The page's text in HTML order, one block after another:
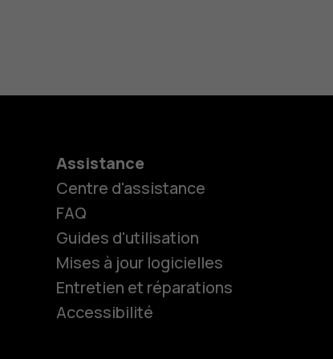
Assistance
Centre d'assistance
FAQ
Guides d'utilisation
Mises à jour logicielles
Entretien et réparations
Accessibilité